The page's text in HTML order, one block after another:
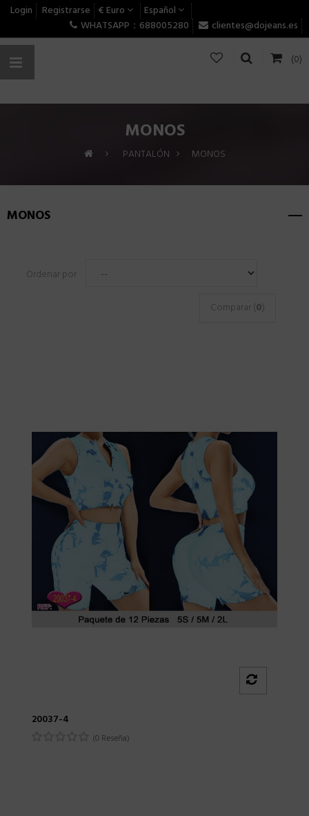
Login Registrarse € Euro
Español
WHATSAPP：688005280
clientes@dojeans.es
(0)
MONOS
> PANTALÓN > MONOS
MONOS
Ordenar por
Comparar (0)
20037-4
(0 Reseña)